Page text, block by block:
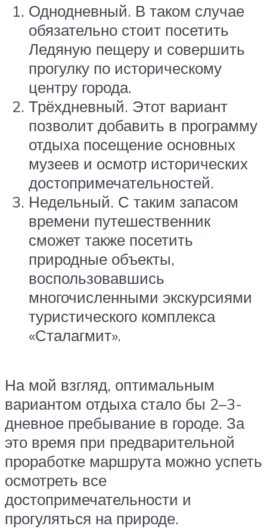
Однодневный. В таком случае
обязательно стоит посетить
Ледяную пещеру и совершить
прогулку по историческому
центру города.
Трёхдневный. Этот вариант
позволит добавить в программу
отдыха посещение основных
музеев и осмотр исторических
достопримечательностей.
Недельный. С таким запасом
времени путешественник
сможет также посетить
природные объекты,
воспользовавшись
многочисленными экскурсиями
туристического комплекса
«Сталагмит».
На мой взгляд, оптимальным
вариантом отдыха стало бы 2–3-
дневное пребывание в городе. За
это время при предварительной
проработке маршрута можно успеть
осмотреть все
достопримечательности и
прогуляться на природе.